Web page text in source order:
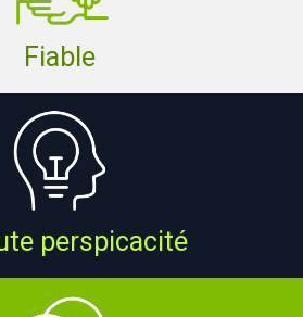
Fiable
perspicacité